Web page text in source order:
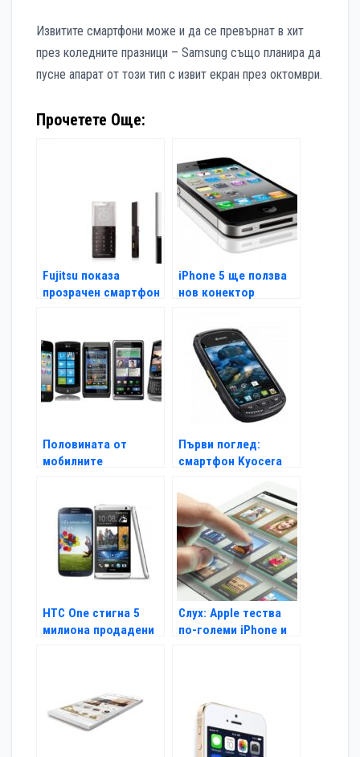
Извитите смартфони може и да се превърнат в хит
през коледните празници – Samsung също планира да
пусне апарат от този тип с извит екран през октомври.
Прочетете Още:
Fujitsu показа
прозрачен смартфон
iPhone 5 ще ползва
нов конектор
Половината от
мобилните
Първи поглед:
смартфон Kyocera
HTC One стигна 5
милиона продадени
Слух: Apple тества
по-големи iPhone и